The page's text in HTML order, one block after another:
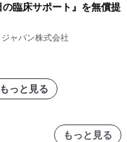
臨床サポート』を無償提
ャパン株式会社
っと見る
もっと見る